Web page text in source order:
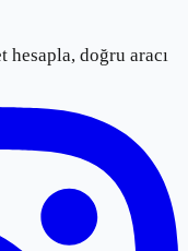
hesapla, doğru aracı